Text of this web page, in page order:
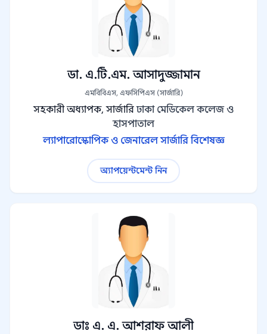
ডা. এ.টি.এম. আসাদুজ্জামান
এমবিবিএস, এফসিপিএস (সার্জারি)
সহকারী অধ্যাপক, সার্জারি ঢাকা মেডিকেল কলেজ ও
হাসপাতাল
ল্যাপারোস্কোপিক ও জেনারেল সার্জারি বিশেষজ্ঞ
অ্যাপয়েন্টমেন্ট নিন
ডাঃ এ. এ. আশরাফ আলী